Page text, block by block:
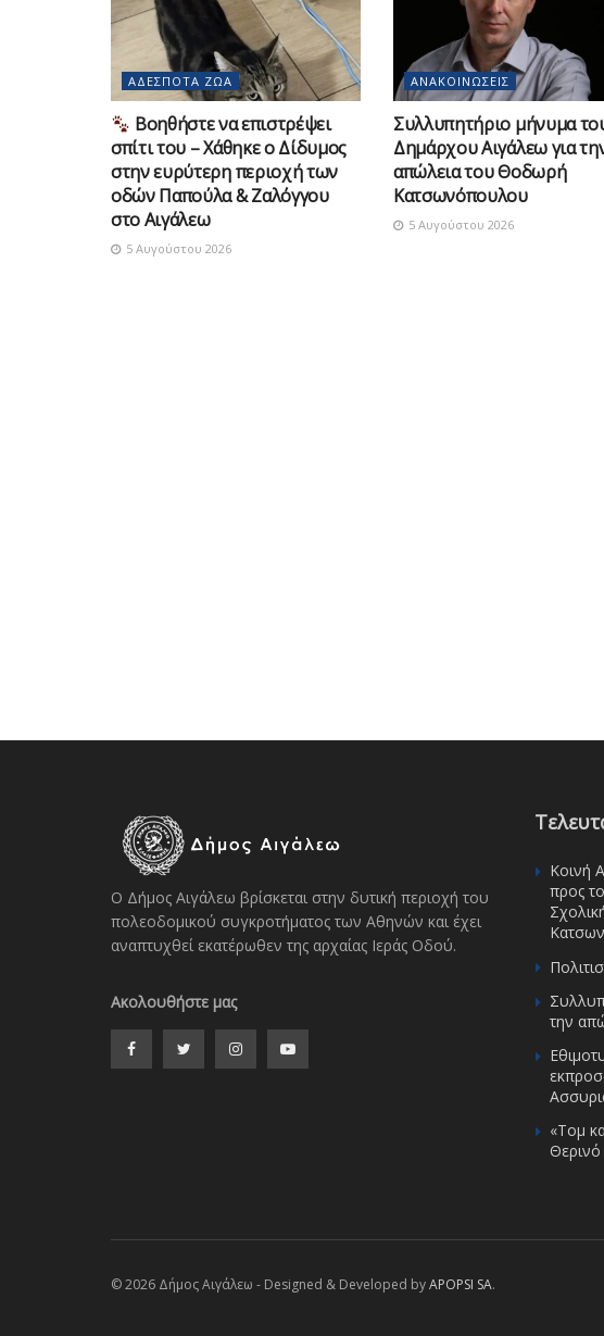
ΑΔΈΣΠΟΤΑ ΖΏΑ
Βοηθήστε να επιστρέψει
σπίτι του – Χάθηκε ο Δίδυμος
στην ευρύτερη περιοχή των
οδών Παπούλα & Ζαλόγγου
στο Αιγάλεω
5 Αυγούστου 2026
ΑΝΑΚΟΙΝΏΣΕΙΣ
Συλλυπητήριο μήνυμα
Δημάρχου Αιγάλεω για
απώλεια του Θοδωρή
Κατσωνόπουλου
5 Αυγούστου 2026
Ο Δήμος Αιγάλεω βρίσκεται στην δυτική περιοχή του
πολεοδομικού συγκροτήματος των Αθηνών και έχει
αναπτυχθεί εκατέρωθεν της αρχαίας Ιεράς Οδού.
Ακολουθήστε μας
Κοινή
προς
την
«Τομ
© 2026 Δήμος Αιγάλεω - Designed & Developed byAPOPSI SA.